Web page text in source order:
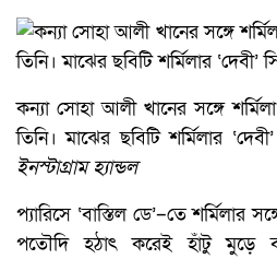
কন্যা সোহা আলী খানের সঙ্গে
তিনি। মাঝের ছবিটি শর্মিলার
ইনস্টাগ্রাম হ্যান্ডল
প্যারিসে ‘বাস্তিল ডে’–তে শর্মিলার
পতৌদি হঠাৎ করেই হাঁটু মুড়ে